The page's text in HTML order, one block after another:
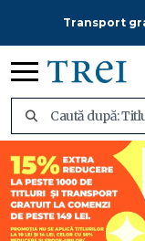
Transport